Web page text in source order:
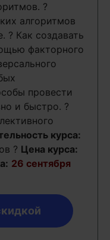
?
алгоритмов
? Как создавать
факторного
провести
и быстро. ?
курса:
? Цена курса:
26 сентября